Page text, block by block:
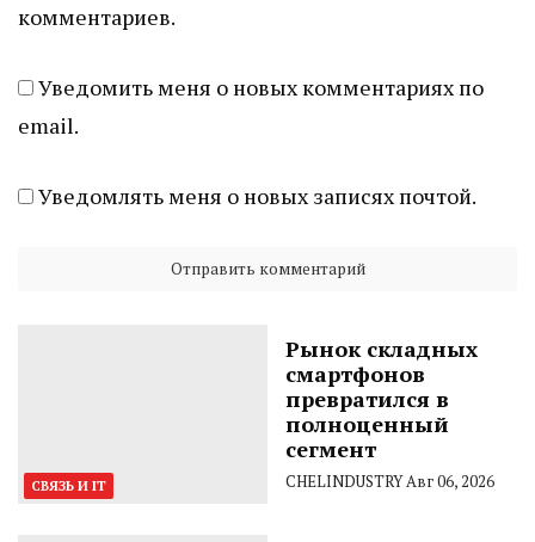
комментариев.
Уведомить меня о новых комментариях по
email.
Уведомлять меня о новых записях почтой.
СВЯЗЬ И IT
Рынок складных
смартфонов
превратился в
полноценный
сегмент
CHELINDUSTRYАвг 06, 2026